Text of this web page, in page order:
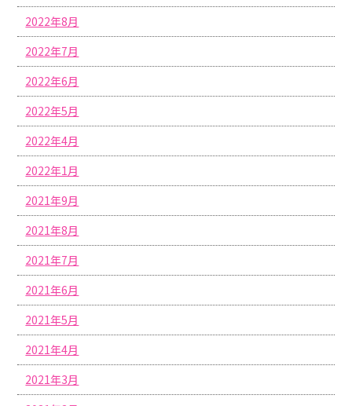
2022年8月
2022年7月
2022年6月
2022年5月
2022年4月
2022年1月
2021年9月
2021年8月
2021年7月
2021年6月
2021年5月
2021年4月
2021年3月